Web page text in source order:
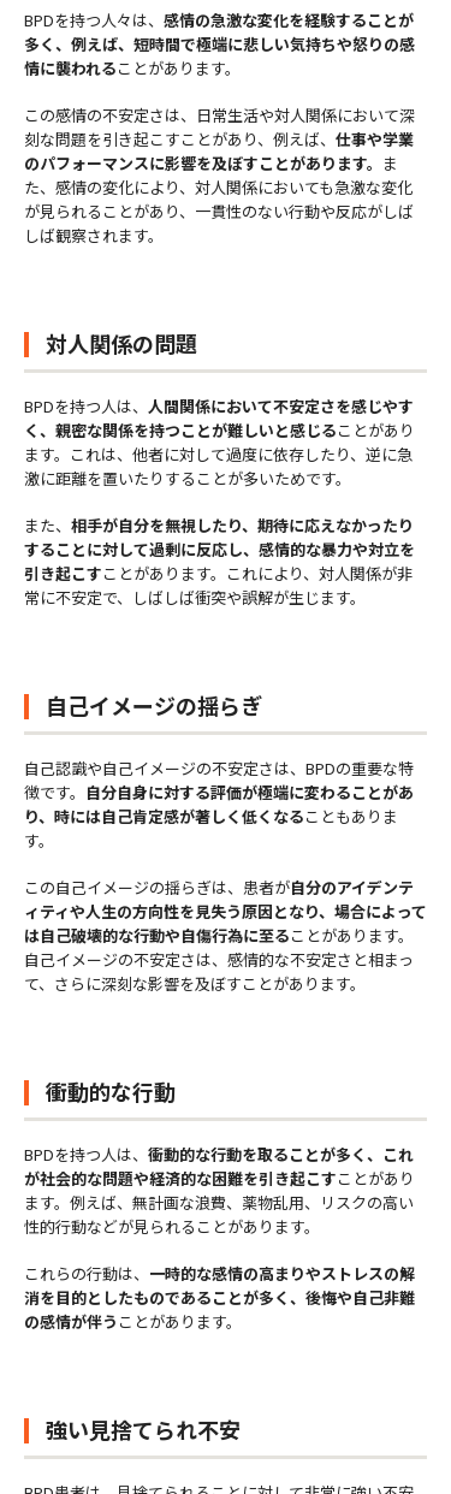
BPDを持つ人々は、 感情の急激な変化を経験することが
多く、例えば、短時間で極端に悲しい気持ちや怒りの感
情に襲われることがあります。
この感情の不安定さは、日常生活や対人関係において深
刻な問題を引き起こすことがあり、例えば、 仕事や学業
のパフォーマンスに影響を及ぼすことがあります。 ま
た、感情の変化により、対人関係においても急激な変化
が見られることがあり、一貫性のない行動や反応がしば
しば観察されます。
対人関係の問題
BPDを持つ人は、 人間関係において不安定さを感じやす
く、親密な関係を持つことが難しいと感じることがあり
ます。これは、他者に対して過度に依存したり、逆に急
激に距離を置いたりすることが多いためです。
また、 相手が自分を無視したり、期待に応えなかったり
することに対して過剰に反応し、感情的な暴力や対立を
引き起こすことがあります。これにより、対人関係が非
常に不安定で、しばしば衝突や誤解が生じます。
自己イメージの揺らぎ
自己認識や自己イメージの不安定さは、BPDの重要な特
徴です。 自分自身に対する評価が極端に変わることがあ
り、時には自己肯定感が著しく低くなることもありま
す。
この自己イメージの揺らぎは、患者が自分のアイデンテ
ィティや人生の方向性を見失う原因となり、場合によって
は自己破壊的な行動や自傷行為に至ることがあります。
自己イメージの不安定さは、感情的な不安定さと相まっ
て、さらに深刻な影響を及ぼすことがあります。
衝動的な行動
BPDを持つ人は、 衝動的な行動を取ることが多く、これ
が社会的な問題や経済的な困難を引き起こすことがあり
ます。例えば、無計画な浪費、薬物乱用、リスクの高い
性的行動などが見られることがあります。
これらの行動は、 一時的な感情の高まりやストレスの解
消を目的としたものであることが多く、後悔や自己非難
の感情が伴う ことがあります。
強い見捨てられ不安